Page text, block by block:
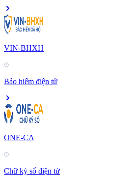
VIN-BHXH
Bảo hiểm điện tử
ONE-CA
Chữ ký số điện tử